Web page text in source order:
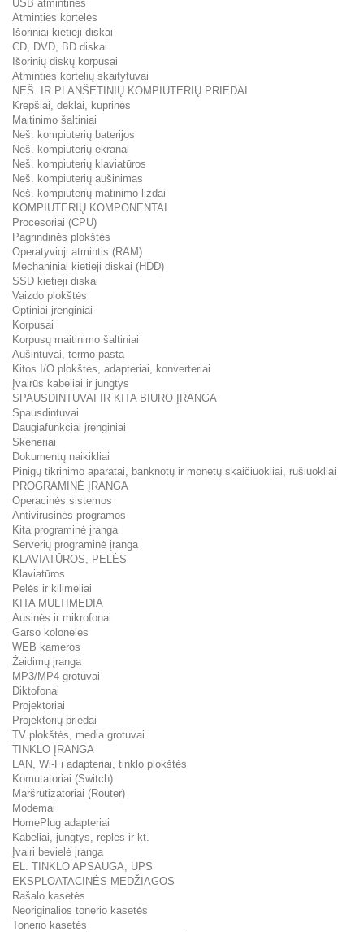
USB atmintinės
Atminties kortelės
Išoriniai kietieji diskai
CD, DVD, BD diskai
Išorinių diskų korpusai
Atminties kortelių skaitytuvai
NEŠ. IR PLANŠETINIŲ KOMPIUTERIŲ PRIEDAI
Krepšiai, dėklai, kuprinės
Maitinimo šaltiniai
Neš. kompiuterių baterijos
Neš. kompiuterių ekranai
Neš. kompiuterių klaviatūros
Neš. kompiuterių aušinimas
Neš. kompiuterių matinimo lizdai
KOMPIUTERIŲ KOMPONENTAI
Procesoriai (CPU)
Pagrindinės plokštės
Operatyvioji atmintis (RAM)
Mechaniniai kietieji diskai (HDD)
SSD kietieji diskai
Vaizdo plokštės
Optiniai įrenginiai
Korpusai
Korpusų maitinimo šaltiniai
Aušintuvai, termo pasta
Kitos I/O plokštės, adapteriai, konverteriai
Įvairūs kabeliai ir jungtys
SPAUSDINTUVAI IR KITA BIURO ĮRANGA
Spausdintuvai
Daugiafunkciai įrenginiai
Skeneriai
Dokumentų naikikliai
Pinigų tikrinimo aparatai, banknotų ir monetų skaičiuokliai, rūšiuokliai
PROGRAMINĖ ĮRANGA
Operacinės sistemos
Antivirusinės programos
Kita programinė įranga
Serverių programinė įranga
KLAVIATŪROS, PELĖS
Klaviatūros
Pelės ir kilimėliai
KITA MULTIMEDIA
Ausinės ir mikrofonai
Garso kolonėlės
WEB kameros
Žaidimų įranga
MP3/MP4 grotuvai
Diktofonai
Projektoriai
Projektorių priedai
TV plokštės, media grotuvai
TINKLO ĮRANGA
LAN, Wi-Fi adapteriai, tinklo plokštės
Komutatoriai (Switch)
Maršrutizatoriai (Router)
Modemai
HomePlug adapteriai
Kabeliai, jungtys, replės ir kt.
Įvairi bevielė įranga
EL. TINKLO APSAUGA, UPS
EKSPLOATACINĖS MEDŽIAGOS
Rašalo kasetės
Neoriginalios tonerio kasetės
Tonerio kasetės